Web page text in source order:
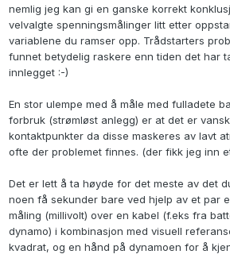
nemlig jeg kan gi en ganske korrekt
velvalgte spenningsmålinger litt etter
variablene du ramser opp. Trådstarters
funnet betydelig raskere enn tiden det har
innlegget :-)
En stor ulempe med å måle med fulladete
forbruk (strømløst anlegg) er at det er
kontaktpunkter da disse maskeres av lavt
ofte der problemet finnes. (der fikk jeg inn
Det er lett å ta høyde for det meste av det
noen få sekunder bare ved hjelp av et par
måling (millivolt) over en kabel (f.eks fra
dynamo) i kombinasjon med visuell
kvadrat, og en hånd på dynamoen for å